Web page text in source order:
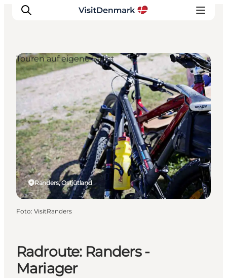
Inspiration
Regionen
Erlebnisse
Unterkünfte
Reiseplanung
Radroute: Randers -
Mariager
Randers, Ostjütland
Touren auf eigene Faust
Foto: VisitRanders